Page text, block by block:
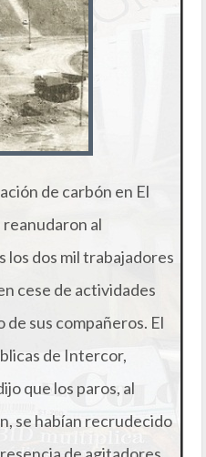
de carbón en El
al
los dos mil trabajadores
cese de actividades
sus compañeros. El
de Intercor,
que los paros, al
se habían recrudecido